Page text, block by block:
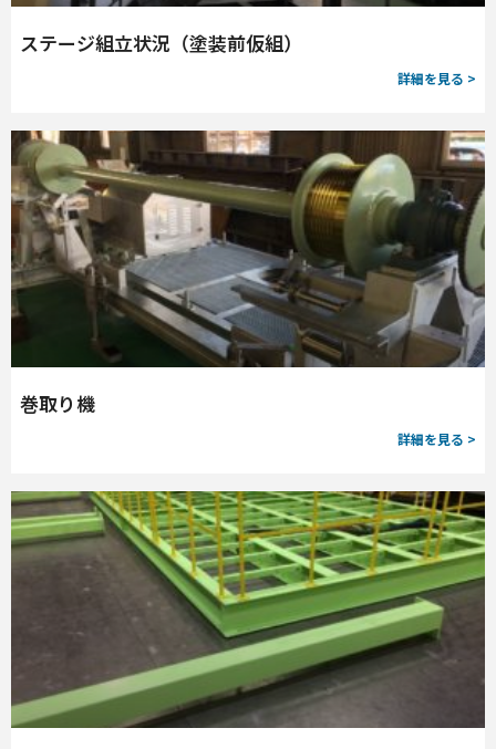
ステージ組立状況（塗装前仮組）
詳細を見る >
巻取り機
詳細を見る >